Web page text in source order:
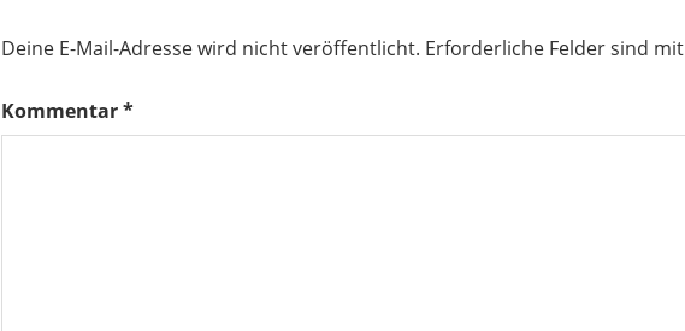
Deine E-Mail-Adresse wird nicht veröffentlicht. Erforderliche Felder sind mit
Kommentar*